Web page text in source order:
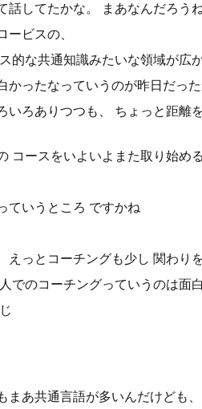
話してたかな。 まあなんだろう
ビスの、
的な共通知識みたいな領域が広
かったなっていうのが昨日だった
いろありつつも、 ちょっと距離
コースをいよいよまた取り始める
ていうところ ですかね
えっとコーチングも少し 関わり
でのコーチングっていうのは面
まあ共通言語が多いんだけども